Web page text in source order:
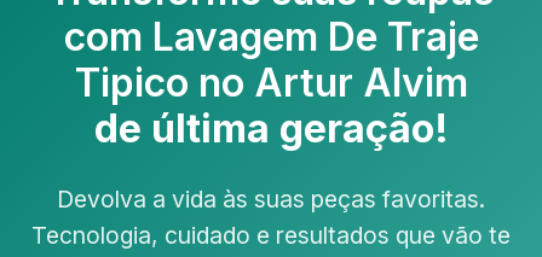
com Lavagem De Traje
Tipico no Artur Alvim
de última geração!
Devolva a vida às suas peças favoritas.
Tecnologia, cuidado e resultados que vão te